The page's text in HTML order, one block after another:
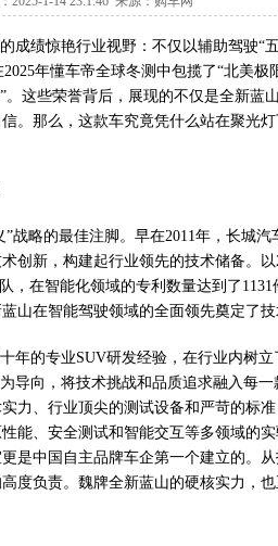
成绩惊艳行业视野：不仅以辅助驾驶“
年懂车帝全球冬测中包揽了“北美极
这些荣誉背后，展现的不仅是全新蓝
。那么，这款车究竟凭什么站在聚光
战略的最佳注脚。早在2011年，长城
创新，构建起行业领先的技术储备。
，在智能化领域的专利数量达到了
山在智能驾驶领域的全面领先奠定了技
年的专业SUV研发经验，在行业内树
导向，将技术挑战和品质追求融入每
力、行业顶尖的测试设备和严苛的标
能、安全测试和智能交互等多领域的
是中国自主品牌车企第一个建立的。
度负责。魏牌全新蓝山的硬核实力，